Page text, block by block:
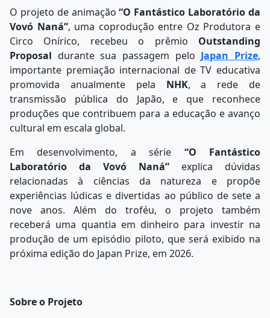
O projeto de animação“O Fantástico Laboratório da
Vovó Naná”, uma coprodução entre Oz Produtora e
Circo Onírico, recebeu o prêmio Outstanding
Proposal durante sua passagem pelo Japan Prize,
importante premiação internacional de TV educativa
promovida anualmente pela NHK, a rede de
transmissão pública do Japão, e que reconhece
produções que contribuem para a educação e avanço
cultural em escala global.
Em desenvolvimento, a série “O Fantástico
Laboratório da Vovó Naná” explica dúvidas
relacionadas à ciências da natureza e propõe
experiências lúdicas e divertidas ao público de sete a
nove anos. Além do troféu, o projeto também
receberá uma quantia em dinheiro para investir na
produção de um episódio piloto, que será exibido na
próxima edição do Japan Prize, em 2026.
Sobre o Projeto